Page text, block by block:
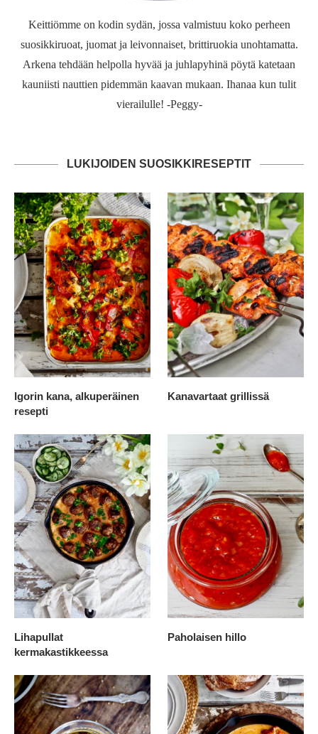
Keittiömme on kodin sydän, jossa valmistuu koko perheen
suosikkiruoat, juomat ja leivonnaiset, brittiruokia unohtamatta.
Arkena tehdään helpolla hyvää ja juhlapyhinä pöytä katetaan
kauniisti nauttien pidemmän kaavan mukaan. Ihanaa kun tulit
vierailulle! -Peggy-
LUKIJOIDEN SUOSIKKIRESEPTIT
Igorin kana, alkuperäinen
resepti
Kanavartaat grillissä
Lihapullat
kermakastikkeessa
Paholaisen hillo